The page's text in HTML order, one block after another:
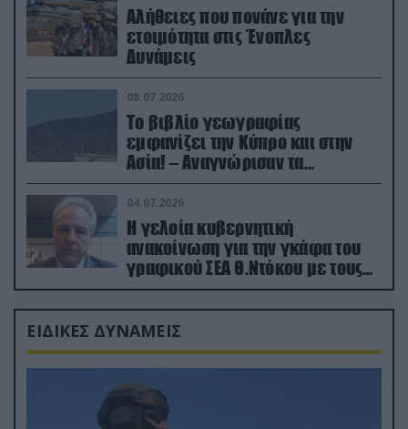
Αλήθειες που πονάνε για την
ετοιμότητα στις Ένοπλες
Δυνάμεις
08.07.2026
Το βιβλίο γεωγραφίας
εμφανίζει την Κύπρο και στην
Ασία! – Αναγνώρισαν τα
κατεχόμενα; (φωτο)
04.07.2026
Η γελοία κυβερνητική
ανακοίνωση για την γκάφα του
γραφικού ΣΕΑ Θ.Ντόκου με τους
Ρώσους φαρσέρ
ΕΙΔΙΚΕΣ ΔΥΝΑΜΕΙΣ